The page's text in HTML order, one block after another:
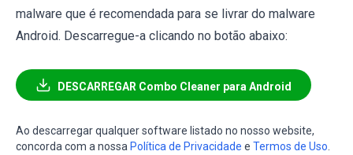
malware que é recomendada para se livrar do malware
Android. Descarregue-a clicando no botão abaixo:
DESCARREGAR Combo Cleaner para Android
Ao descarregar qualquer software listado no nosso website,
concorda com a nossa Política de Privacidade e Termos de Uso